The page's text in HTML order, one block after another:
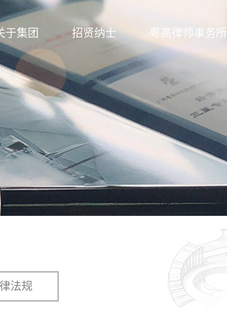
于集团 招贤纳士 粤高律师事务所
法规